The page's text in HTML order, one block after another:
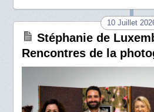
10 Juillet
Stéphanie de
Rencontres de la